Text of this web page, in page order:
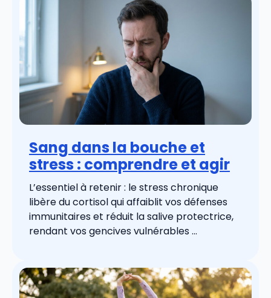
Sang dans la bouche et
stress : comprendre et agir
L’essentiel à retenir : le stress chronique
libère du cortisol qui affaiblit vos défenses
immunitaires et réduit la salive protectrice,
rendant vos gencives vulnérables ...